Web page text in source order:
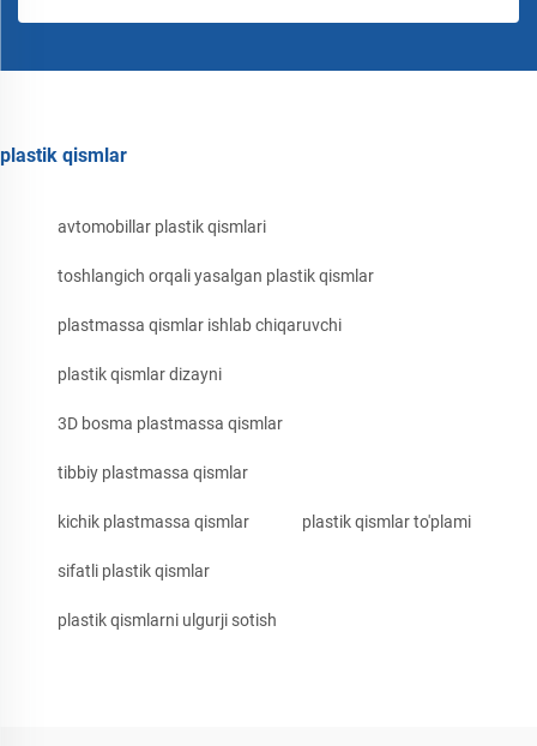
plastik qismlar
avtomobillar plastik qismlari
toshlangich orqali yasalgan plastik qismlar
plastmassa qismlar ishlab chiqaruvchi
plastik qismlar dizayni
3D bosma plastmassa qismlar
tibbiy plastmassa qismlar
kichik plastmassa qismlar plastik qismlar to'plami
sifatli plastik qismlar
plastik qismlarni ulgurji sotish